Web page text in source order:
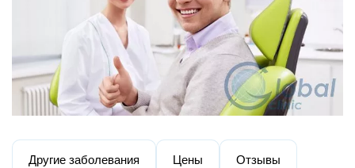
Другие заболевания Цены Отзывы